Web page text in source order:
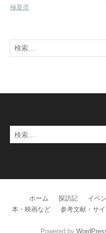
極夏彦
検
索:
検
索:
ホーム 探訪記 イベ
本・映画など
参考文献・サイ
Powered by